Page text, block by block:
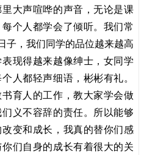
大声喧哗的声音，无论是课
个人都学会了倾听。我们常
子，我们同学的品位越来越高
现得越来越像绅士，女同学
人都轻声细语，彬彬有礼。
育人的工作，教大家学会做
义不容辞的责任。所以能够
变和成长，我真的替你们感
们自身的成长有着很大的关